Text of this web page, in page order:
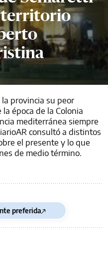
provincia su peor
época de la Colonia
mediterránea siempre
consultó a distintos
el presente y lo que
de medio término.
preferida